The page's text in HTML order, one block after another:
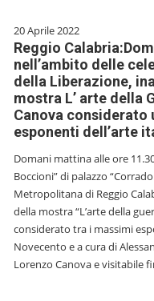
20 Aprile 2022
Reggio
nell’ambito delle
della Liberazione,
mostra L’ arte della
Canova considerato
esponenti dell’arte
Domani mattina alle ore
Boccioni” di palazzo
Metropolitana di Reggio
della mostra “L’arte della
considerato tra i massimi
Novecento e a cura di
Lorenzo Canova e visitabile